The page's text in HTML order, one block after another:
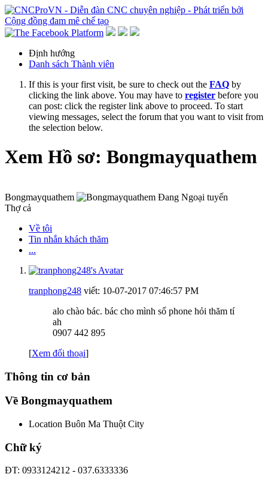
Định hướng
Danh sách Thành viên
If this is your first visit, be sure to check out the FAQ by
clicking the link above. You may have to register before you
can post: click the register link above to proceed. To start
viewing messages, select the forum that you want to visit from
the selection below.
Xem Hồ sơ: Bongmayquathem
Bongmayquathem
Thợ cả
Về tôi
Tin nhắn khách thăm
...
tranphong248 viết: 10-07-2017 07:46:57 PM
alo chào bác. bác cho mình số phone hỏi thăm tí
ah
0907 442 895
[Xem đối thoại]
Thông tin cơ bản
Về Bongmayquathem
Location Buôn Ma Thuột City
Chữ ký
ĐT: 0933124212 - 037.6333336